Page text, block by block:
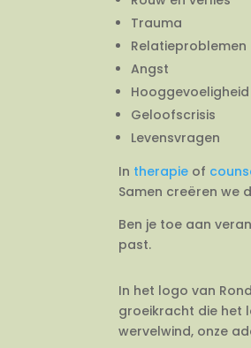
Trauma
Relatieproblemen
Angst
Hooggevoeligheid
Geloofscrisis
Levensvragen
In therapie of
Samen creëren we
Ben je toe aan
past.
In het logo van
groeikracht die het
wervelwind, onze